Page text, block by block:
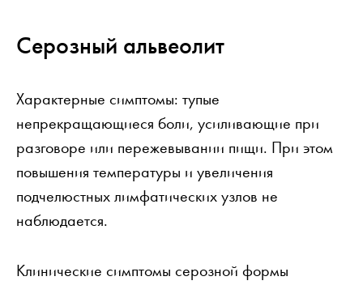
Серозный альвеолит
Характерные симптомы: тупые
непрекращающиеся боли, усиливающие при
разговоре или пережевывании пищи. При этом
повышения температуры и увеличения
подчелюстных лимфатических узлов не
наблюдается.
Клинические симптомы серозной формы